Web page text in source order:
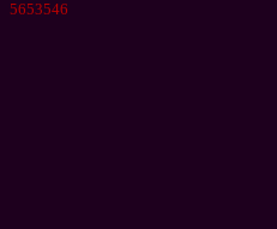
5653546